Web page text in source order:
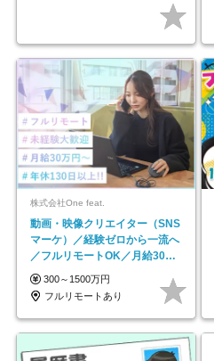
株式会社One feat.
動画・映像クリエイター（SNS
マーケ）／経験ゼロから一流へ
／フルリモートOK／月給30万
円～／年休130日以上
300～1500万円
フルリモートあり